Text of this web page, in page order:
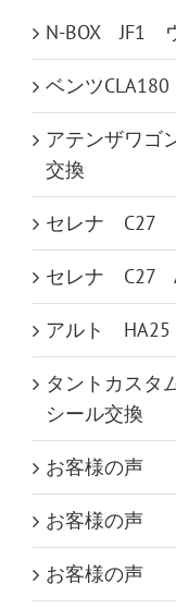
N-BOX JF1
ベンツ
アテンザワ
交換
セレナ C27
セレナ C27
アルト
タントカス
シール交換
お客様の声
お客様の声
お客様の声